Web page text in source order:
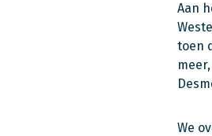
Aan
toen
We